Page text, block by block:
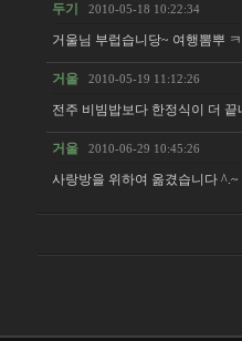
두기 2010-05-18 10:22:34
거울님 부럽습니당~ 여행뽐뿌
거울 2010-05-19 11:12:26
전주 비빔밥보다 한정식이 더 끝
거울 2010-06-29 10:45:26
사랑방을 위하여 옮겼습니다 ^.~